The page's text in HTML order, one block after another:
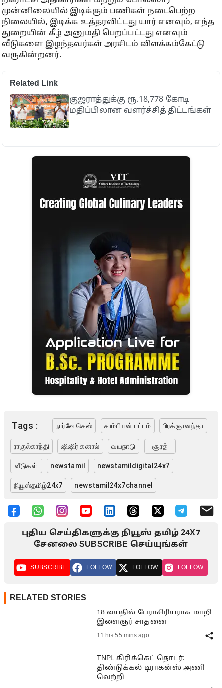
முன்னிலையில் இடிக்கும் பணிகள் நடைபெற்ற
நிலையில், இடிக்க உத்தரவிட்டது யார் எனவும், எந்த
துறையின் கீழ் அனுமதி பெறப்பட்டது எனவும்
வீடுகளை இழந்தவர்கள் அரசிடம் விளக்கம்கேட்டு
வருகின்றனர்.
Related Link
குஜராத்துக்கு ரூ.18,778 கோடி
மதிப்பிலான வளர்ச்சித் திட்டங்கள்
Tags : நார்வே செஸ் சாம்பியன் பட்டம் பிரக்ஞானந்தா
ராகுல்காந்தி ஷிஷிர் கனால் வயநாடு சூரத்
வீடுகள் newstamil newstamildigital24x7
நியூஸ்தமிழ்24x7 newstamil24x7channel
புதிய செய்திகளுக்கு நியூஸ் தமிழ் 24X7
சேனலை SUBSCRIBE செய்யுங்கள்
SUBSCRIBE FOLLOW FOLLOW FOLLOW
RELATED STORIES
18 வயதில் பேராசிரியராக மாறி
இளைஞர் சாதனை
11 hrs 55 mins ago
TNPL கிரிக்கெட் தொடர்:
திண்டுக்கல் டிராகன்ஸ் அணி
வெற்றி